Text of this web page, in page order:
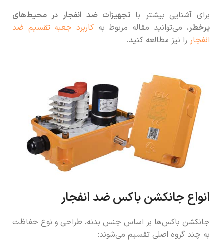
برای آشنایی بیشتر با تجهیزات ضد انفجار در محیط‌های
پرخطر، می‌توانید مقاله مربوط بهکاربرد جعبه تقسیم ضد
انفجار را نیز مطالعه کنید.
انواع جانکشن باکس ضد انفجار
جانکشن باکس‌ها بر اساس جنس بدنه، طراحی و نوع حفاظت
به چند گروه اصلی تقسیم می‌شوند: